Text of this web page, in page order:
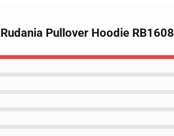
Pullover Hoodie RB1608